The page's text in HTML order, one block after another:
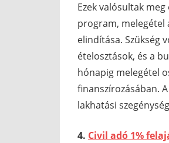
Ezek valósultak
program, melegétel
elindítása. Szükség
ételosztások, és a
hónapig melegétel
finanszírozásában.
lakhatási
4. Civil adó 1%